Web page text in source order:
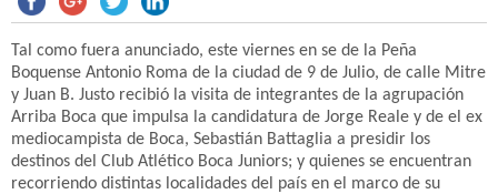
Tal como fuera anunciado, este viernes en se de la Peña
Boquense Antonio Roma de la ciudad de 9 de Julio, de calle Mitre
y Juan B. Justo recibió la visita de integrantes de la agrupación
Arriba Boca que impulsa la candidatura de Jorge Reale y de el ex
mediocampista de Boca, Sebastián Battaglia a presidir los
destinos del Club Atlético Boca Juniors; y quienes se encuentran
recorriendo distintas localidades del país en el marco de su